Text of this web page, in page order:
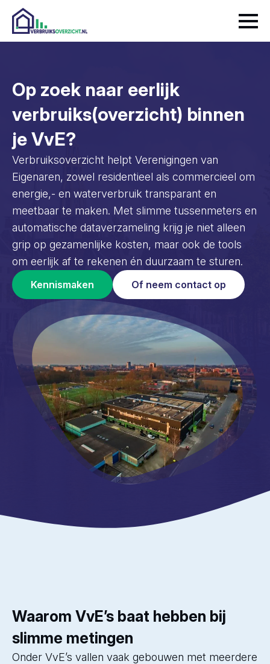
Op zoek naar eerlijk
verbruiks(overzicht) binnen
je VvE?
Verbruiksoverzicht helpt Verenigingen van
Eigenaren, zowel residentieel als commercieel om
energie,- en waterverbruik transparant en
meetbaar te maken. Met slimme tussenmeters en
automatische dataverzameling krijg je niet alleen
grip op gezamenlijke kosten, maar ook de tools
om eerlijk af te rekenen én duurzaam te sturen.
Kennismaken Of neem contact op
Waarom VvE’s baat hebben bij
slimme metingen
Onder VvE’s vallen vaak gebouwen met meerdere